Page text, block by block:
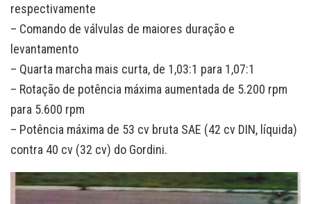
respectivamente
– Comando de válvulas de maiores duração e
levantamento
– Quarta marcha mais curta, de 1,03:1 para 1,07:1
– Rotação de potência máxima aumentada de 5.200 rpm
para 5.600 rpm
– Potência máxima de 53 cv bruta SAE (42 cv DIN, líquida)
contra 40 cv (32 cv) do Gordini.